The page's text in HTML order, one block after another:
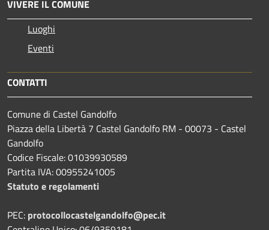
VIVERE IL COMUNE
Luoghi
Eventi
CONTATTI
Comune di Castel Gandolfo
Piazza della Libertà 7 Castel Gandolfo RM - 00073 - Castel
Gandolfo
Codice Fiscale: 01039930589
Partita IVA: 00955241005
Statuto e regolamenti
PEC: protocollocastelgandolfo@pec.it